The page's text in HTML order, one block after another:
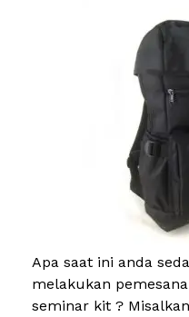
Apa saat ini anda
melakukan
seminar kit ?